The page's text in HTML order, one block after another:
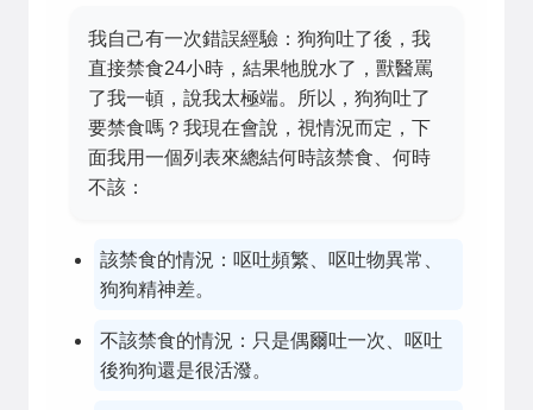
我自己有一次錯誤經驗：狗狗吐了後，我
直接禁食24小時，結果牠脫水了，獸醫罵
了我一頓，說我太極端。所以，狗狗吐了
要禁食嗎？我現在會說，視情況而定，下
面我用一個列表來總結何時該禁食、何時
不該：
該禁食的情況：呕吐頻繁、呕吐物異常、
狗狗精神差。
不該禁食的情況：只是偶爾吐一次、呕吐
後狗狗還是很活潑。